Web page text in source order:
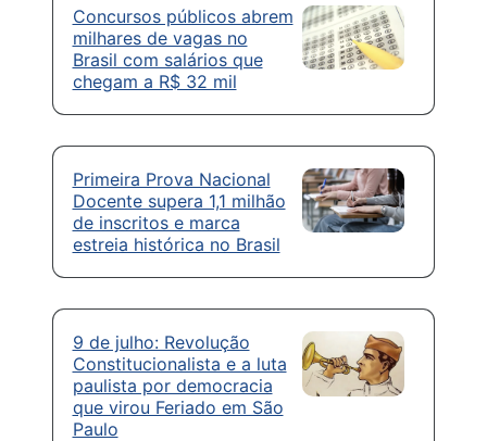
Concursos públicos abrem
milhares de vagas no
Brasil com salários que
chegam a R$ 32 mil
Primeira Prova Nacional
Docente supera 1,1 milhão
de inscritos e marca
estreia histórica no Brasil
9 de julho: Revolução
Constitucionalista e a luta
paulista por democracia
que virou Feriado em São
Paulo